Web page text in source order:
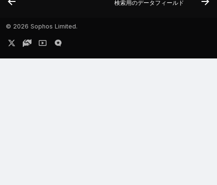
検索用のデータフィールド
© 2026 Sophos Limited.